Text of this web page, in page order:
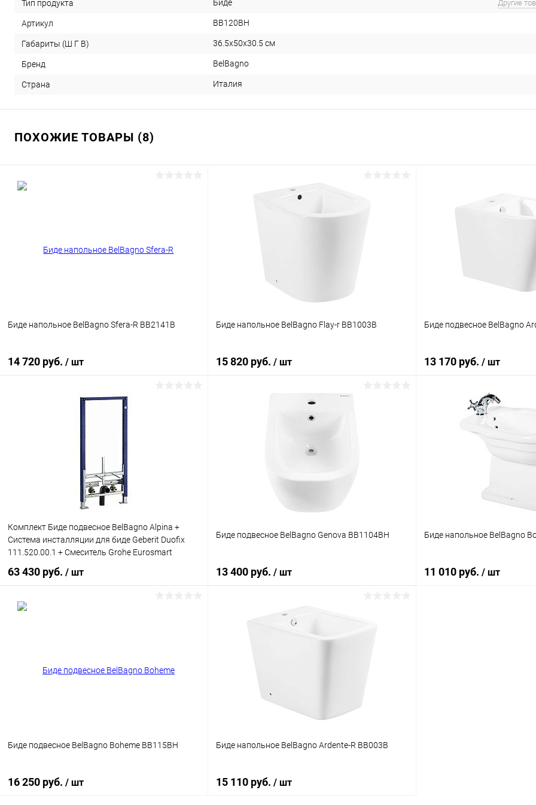
Тип продукта Биде Другие
Артикул BB120BH
Габариты (Ш Г В) 36.5x50x30.5 см
Бренд BelBagno
Страна Италия
ПОХОЖИЕ ТОВАРЫ (8)
Биде напольное BelBagno Sfera-R BB2141B
14 720 руб. / шт
Подписаться
Биде напольное BelBagno Flay-r BB1003B
15 820 руб. / шт
Биде подвесное BelBagno
13 170 руб. / шт
Комплект Биде подвесное BelBagno Alpina +
Система инсталляции для биде Geberit Duofix
111.520.00.1 + Смеситель Grohe Eurosmart
63 430 руб. / шт
В избранное Под заказ
Биде подвесное BelBagno Genova BB1104BH
13 400 руб. / шт
В корзину
Биде напольное BelBagno
11 010 руб. / шт
Биде подвесное BelBagno Boheme BB115BH
16 250 руб. / шт
Биде напольное BelBagno Ardente-R BB003B
15 110 руб. / шт